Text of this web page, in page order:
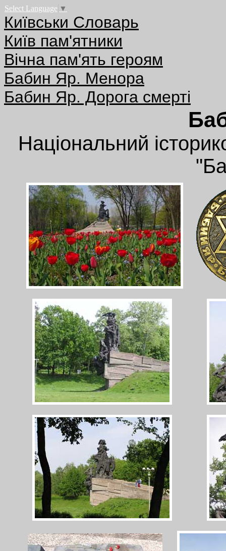
Select Language ▼
Київськи Словарь
Київ пам'ятники
Вічна пам'ять героям
Бабин Яр. Менора
Бабин Яр. Дорога смерті
Національний